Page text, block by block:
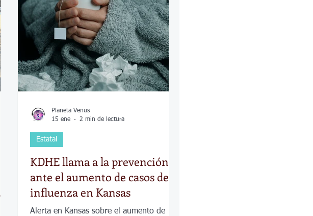
KDHE llama a la prevención
ante el aumento de casos de
influenza en Kansas
Alerta en Kansas sobre el aumento de
Estatal
Planeta Venus
15 ene
2 min de lectura